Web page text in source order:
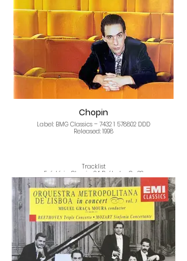
I - Allegro
II - Adagio
III - Allegro
Concerto Em Ré Menor Para Violino E
Orquestra de Cordas
Composed By – Felix Mendelssohn-Bartholdy
Conductor – Miguel Graça Moura
Orchestra – Orquestra Metropolitana de
Lisboa
Violin – Gerardo Ribeiro
I - Allegro
II - Adagio
III - Allegro
Chopin
Label: BMG Classics – 7432 1 578802 DDD
Released: 1998
Tracklist
Frédéric Chopin: 24 Préludes Op.28
24 Préludes
Frédéric Chopin: Prélude Op.45 C Sharp Minor
Prélude op.45
Frédéric Chopin: 4 Mazurkas op.24
Mazurka Op.24 N.1
Mazurka Op.24 N.2
Mazurka Op.24 N.3
Mazurka Op.24 N.4
Frédéric Chopin: Mazurka Op.67 N.2
Mazurka Op.67 N.2
Frédéric Chopin: Polonaise-Fantasie Op.61 In A
Flat Major